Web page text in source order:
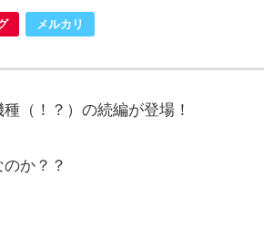
メルカリ
（！？）の続編が登場！
か？？